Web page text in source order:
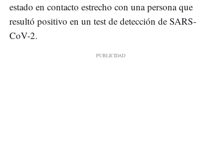
estado en contacto estrecho con una persona que
resultó positivo en un test de detección de SARS-
CoV-2.